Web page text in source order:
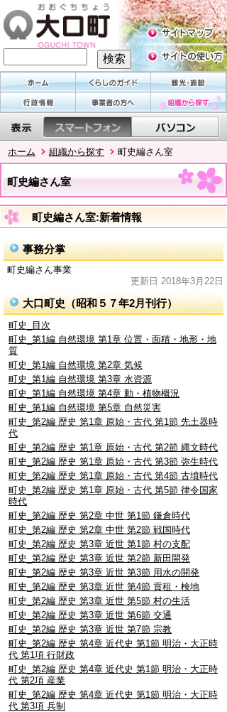
ホーム 組織から探す 町史編さん室
町史編さん室
町史編さん室:新着情報
事務分掌
町史編さん事業
更新日 2018年3月22日
大口町史（昭和５７年2月刊行）
町史_目次
町史_第1編 自然環境 第1章 位置・面積・地形・地
質
町史_第1編 自然環境 第2章 気候
町史_第1編 自然環境 第3章 水資源
町史_第1編 自然環境 第4章 動・植物概況
町史_第1編 自然環境 第5章 自然災害
町史_第2編 歴史 第1章 原始・古代 第1節 先土器時
代
町史_第2編 歴史 第1章 原始・古代 第2節 縄文時代
町史_第2編 歴史 第1章 原始・古代 第3節 弥生時代
町史_第2編 歴史 第1章 原始・古代 第4節 古墳時代
町史_第2編 歴史 第1章 原始・古代 第5節 律令国家
時代
町史_第2編 歴史 第2章 中世 第1節 鎌倉時代
町史_第2編 歴史 第2章 中世 第2節 戦国時代
町史_第2編 歴史 第3章 近世 第1節 村の支配
町史_第2編 歴史 第3章 近世 第2節 新田開発
町史_第2編 歴史 第3章 近世 第3節 用水の開発
町史_第2編 歴史 第3章 近世 第4節 貢租・検地
町史_第2編 歴史 第3章 近世 第5節 村の生活
町史_第2編 歴史 第3章 近世 第6節 交通
町史_第2編 歴史 第3章 近世 第7節 宗教
町史_第2編 歴史 第4章 近代史 第1節 明治・大正時
代 第1項 行財政
町史_第2編 歴史 第4章 近代史 第1節 明治・大正時
代 第2項 産業
町史_第2編 歴史 第4章 近代史 第1節 明治・大正時
代 第3項 兵制